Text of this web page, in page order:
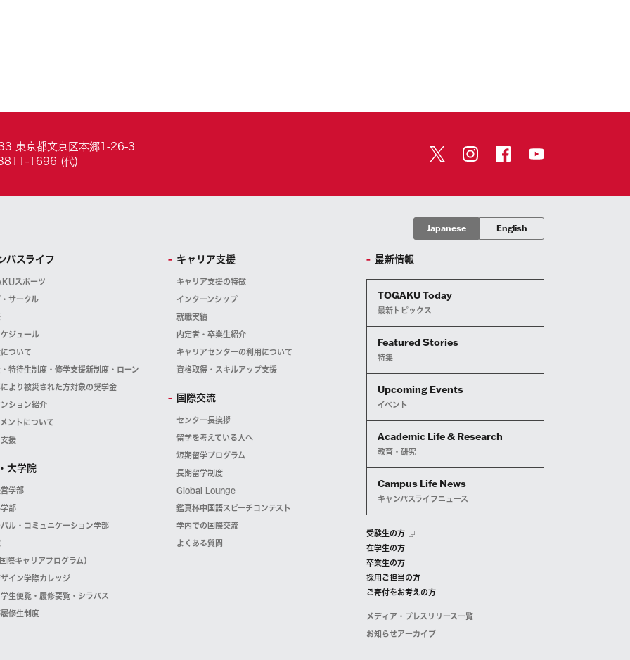
東京都文京区本郷1-26-3
1696 (代)
Japanese English
パスライフ
スポーツ
サークル
ジュール
ついて
特待生制度・修学支援新制度・ローン
より被災された方対象の奨学金
ション紹介
ントについて
援
大学院
学部
部
ル・コミュニケーション学部
際キャリアプログラム）
イン学際カレッジ
生便覧・履修要覧・シラバス
修生制度
キャリア支援
キャリア支援の特徴
インターンシップ
就職実績
内定者・卒業生紹介
キャリアセンターの利用について
資格取得・スキルアップ支援
国際交流
センター長挨拶
留学を考えている人へ
短期留学プログラム
長期留学制度
Global Lounge
鑑真杯中国語スピーチコンテスト
学内での国際交流
よくある質問
最新情報
TOGAKU Today
最新トピックス
Featured Stories
特集
Upcoming Events
イベント
Academic Life & Research
教育・研究
Campus Life News
キャンパスライフニュース
受験生の方
在学生の方
卒業生の方
採用ご担当の方
ご寄付をお考えの方
メディア・プレスリリース一覧
お知らせアーカイブ